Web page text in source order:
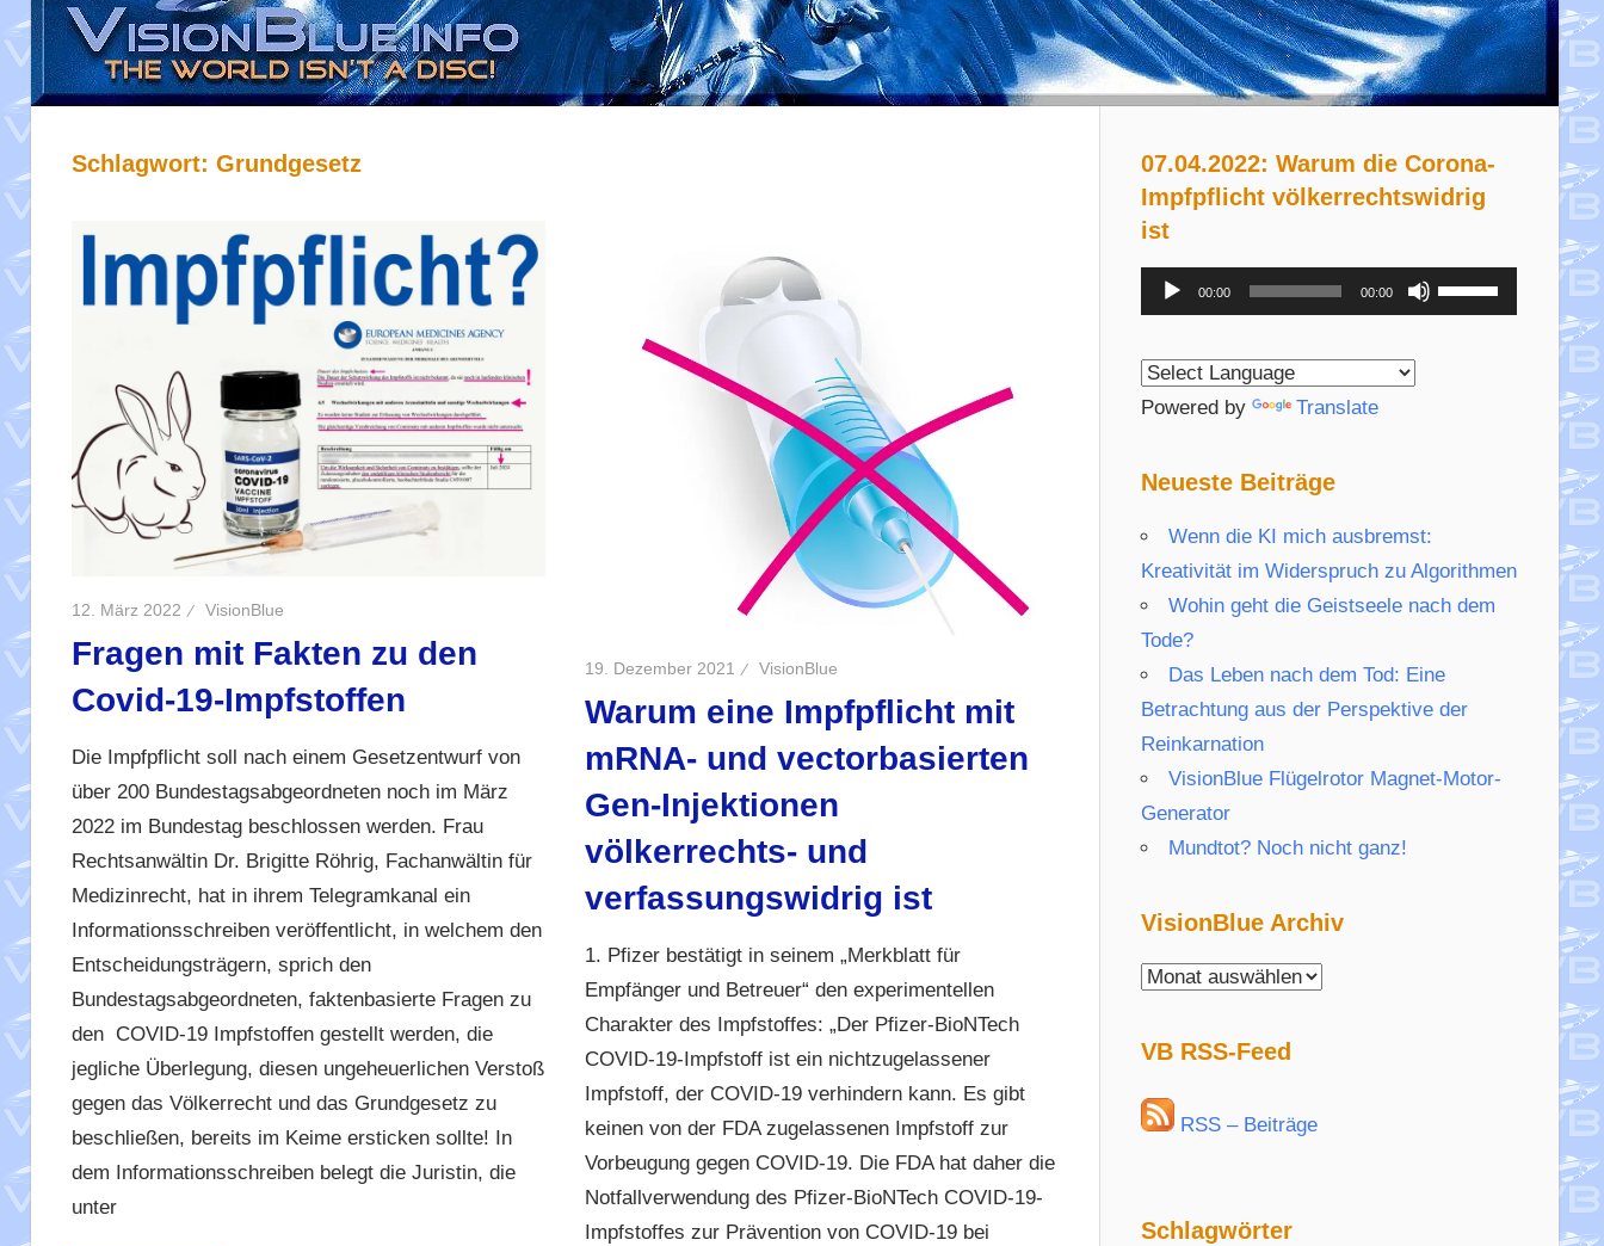
Schlagwort: Grundgesetz
12. März 2022 VisionBlue
Fragen mit Fakten zu den
Covid-19-Impfstoffen
Die Impfpflicht soll nach einem Gesetzentwurf von
über 200 Bundestagsabgeordneten noch im März
2022 im Bundestag beschlossen werden. Frau
Rechtsanwältin Dr. Brigitte Röhrig, Fachanwältin für
Medizinrecht, hat in ihrem Telegramkanal ein
Informationsschreiben veröffentlicht, in welchem den
Entscheidungsträgern, sprich den
Bundestagsabgeordneten, faktenbasierte Fragen zu
den COVID-19 Impfstoffen gestellt werden, die
jegliche Überlegung, diesen ungeheuerlichen Verstoß
gegen das Völkerrecht und das Grundgesetz zu
beschließen, bereits im Keime ersticken sollte! In
dem Informationsschreiben belegt die Juristin, die
unter
19. Dezember 2021 VisionBlue
Warum eine Impfpflicht mit
mRNA- und vectorbasierten
Gen-Injektionen
völkerrechts- und
verfassungswidrig ist
1. Pfizer bestätigt in seinem „Merkblatt für
Empfänger und Betreuer“ den experimentellen
Charakter des Impfstoffes: „Der Pfizer-BioNTech
COVID-19-Impfstoff ist ein nichtzugelassener
Impfstoff, der COVID-19 verhindern kann. Es gibt
keinen von der FDA zugelassenen Impfstoff zur
Vorbeugung gegen COVID-19. Die FDA hat daher die
Notfallverwendung des Pfizer-BioNTech COVID-19-
Impfstoffes zur Prävention von COVID-19 bei
07.04.2022: Warum die Corona-
Impfpflicht völkerrechtswidrig
ist
Audio-
Player
00:00 00:00
Pfeiltasten
Hoch/Runter
Powered by Translate
Neueste Beiträge
Wenn die KI mich ausbremst:
Kreativität im Widerspruch zu Algorithmen
Wohin geht die Geistseele nach dem
Tode?
Das Leben nach dem Tod: Eine
Betrachtung aus der Perspektive der
Reinkarnation
VisionBlue Flügelrotor Magnet-Motor-
Generator
Mundtot? Noch nicht ganz!
VisionBlue Archiv
VisionBlue
VB RSS-Feed
RSS – Beiträge
Schlagwörter